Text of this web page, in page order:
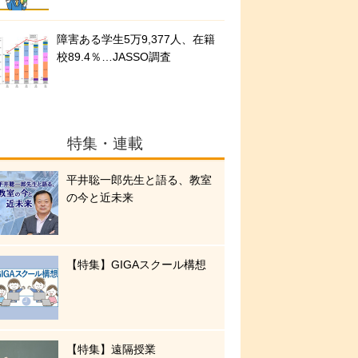
障害ある学生5万9,377人、在籍
校89.4％…JASSO調査
特集・連載
平井聡一郎先生と語る、教室
の今と近未来
【特集】GIGAスクール構想
【特集】遠隔授業